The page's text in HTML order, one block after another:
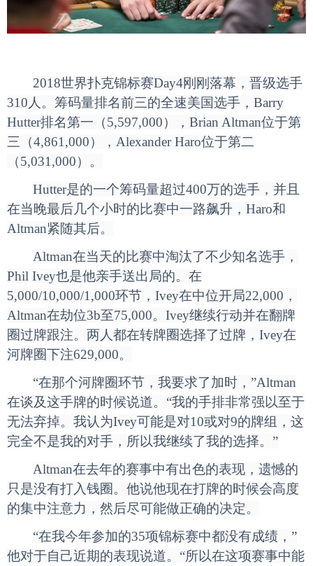
2018世界扑克锦标赛Day4刚刚落幕，晋级选手
310人。筹码量排名前三的全速美国选手，Barry
Hutter排名第一（5,597,000），Brian Altman位于第
三（4,861,000），Alexander Haro位于第二
（5,031,000）。
Hutter是的一个筹码量超过400万的选手，并且
在当晚最后几个小时的比赛中一路飙升，Haro和
Altman紧随其后。
Altman在当天的比赛中淘汰了不少知名选手，
Phil Ivey也是他亲手送出局的。在
5,000/10,000/1,000环节，Ivey在中位开局22,000，
Altman在劫位3b至75,000。Ivey继续行动并在翻牌
圈过牌跟注。两人都在转牌圈选择了过牌，Ivey在
河牌圈下注629,000。
“在那个河牌圈环节，我要求了加时，”Altman
在谈及这手牌的时候说道。“我的手排非常强以至于
无法弃掉。我认为Ivey可能是对10或对9的牌组，这
完全不是我的对手，所以我继续了我的选择。”
Altman在去年的赛事中有出色的表现，遗憾的
只是没有打入钱圈。他说他现在打牌的时候会高度
的集中注意力，然后尽可能做正确的决定。
“在我今年参加的35项锦标赛中都没有成绩，”
他对于自己近期的表现说道。“所以在这项赛事中能